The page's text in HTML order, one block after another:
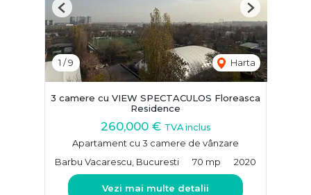
1 /9 Harta
Previous Next
3 camere cu VIEW SPECTACULOS Floreasca
Residence
260,000 € TVA inclus
Apartament cu 3 camere de vânzare
Barbu Vacarescu, Bucuresti
70 mp 2020
Vezi mai multe detalii